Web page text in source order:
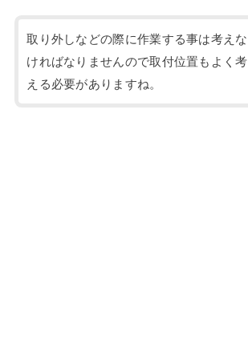
取り外しなどの際に作業する事は考えな
ければなりませんので取付位置もよく考
える必要がありますね。